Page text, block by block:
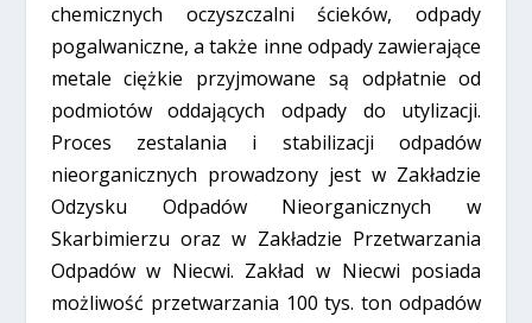
chemicznych oczyszczalni ścieków, odpady
pogalwaniczne, a także inne odpady zawierające
metale ciężkie przyjmowane są odpłatnie od
podmiotów oddających odpady do utylizacji.
Proces zestalania i stabilizacji odpadów
nieorganicznych prowadzony jest w Zakładzie
Odzysku Odpadów Nieorganicznych w
Skarbimierzu oraz w Zakładzie Przetwarzania
Odpadów w Niecwi. Zakład w Niecwi posiada
możliwość przetwarzania 100 tys. ton odpadów